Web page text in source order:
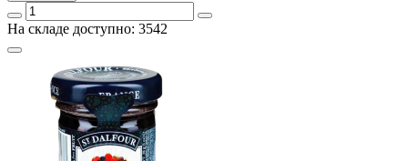
На складе доступно: 3542